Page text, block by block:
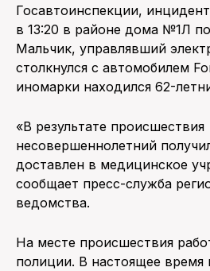
Госавтоинспекции,
в 13:20 в районе дома №1Л
Мальчик, управлявший
столкнулся с автомобилем
иномарки находился 62-
«В результате происшествия
несовершеннолетний
доставлен в медицинское
сообщает пресс-служба
ведомства.
На месте происшествия
полиции. В настоящее